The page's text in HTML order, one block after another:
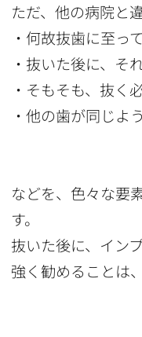
ただ、他の病院と
・何故抜歯に至っ
・抜いた後に、そ
・そもそも、抜く
・他の歯が同じよ
などを、色々な要
す。
抜いた後に、イン
強く勧めることは